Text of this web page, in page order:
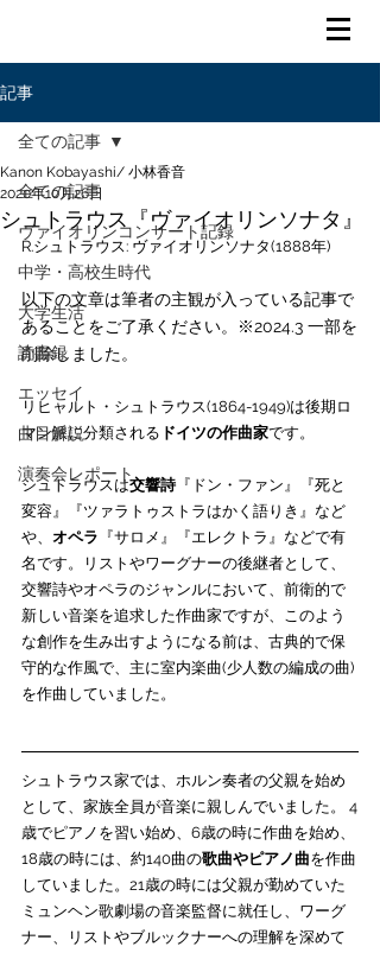
記事
全ての記事
ヴァイオリンコンサート記録
中学・高校生時代
大学生活
読書録
エッセイ
曲目解説
演奏会レポート
全ての記事
シュトラウス『ヴァイオリンソナタ』
Kanon Kobayashi/ 小林香音
2020年10月26日
R.シュトラウス: ヴァイオリンソナタ(1888年)
以下の文章は筆者の主観が入っている記事で
あることをご了承ください。※2024.3 一部を
削除しました。
リヒャルト・シュトラウス(1864-1949)は後期ロ
マン派に分類される ドイツの作曲家です。
シュトラウスは交響詩 『ドン・ファン』『死と
変容』『ツァラトゥストラはかく語りき』など
や、 オペラ 『サロメ』『エレクトラ』などで有
名です。リストやワーグナーの後継者として、
交響詩やオペラのジャンルにおいて、前衛的で
新しい音楽を追求した作曲家ですが、このよう
な創作を生み出すようになる前は、古典的で保
守的な作風で、主に室内楽曲(少人数の編成の曲)
を作曲していました。
シュトラウス家では、ホルン奏者の父親を始め
として、家族全員が音楽に親しんでいました。 4
歳でピアノを習い始め、6歳の時に作曲を始め、
18歳の時には、約140曲の歌曲やピアノ曲を作曲
していました。21歳の時には父親が勤めていた
ミュンヘン歌劇場の音楽監督に就任し、ワーグ
ナー、リストやブルックナーへの理解を深めて